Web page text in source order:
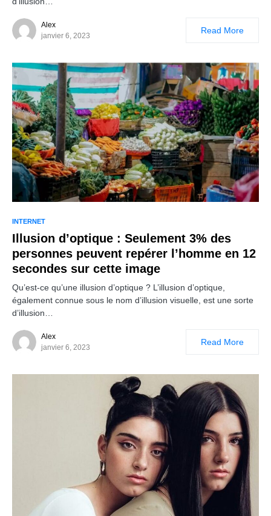
Alex
janvier 6, 2023
Read More
INTERNET
Illusion d’optique : Seulement 3% des
personnes peuvent repérer l’homme en 12
secondes sur cette image
Qu’est-ce qu’une illusion d’optique ? L’illusion d’optique,
également connue sous le nom d’illusion visuelle, est une sorte
d’illusion…
Alex
janvier 6, 2023
Read More